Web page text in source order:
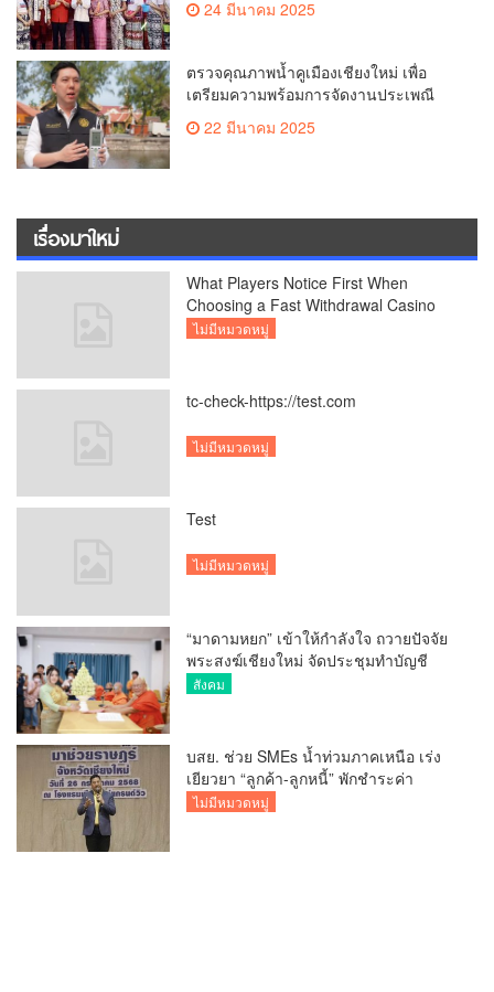
24 มีนาคม 2025
ตรวจคุณภาพน้ำคูเมืองเชียงใหม่ เพื่อ
เตรียมความพร้อมการจัดงานประเพณี
สงกรานต์ หรือป๋าเวณีปี๋ใหม่เมืองเจียงใหม่
ประจำปี 2568 บริเวณคูเมือง
22 มีนาคม 2025
เรื่องมาใหม่
What Players Notice First When
Choosing a Fast Withdrawal Casino
UK
ไม่มีหมวดหมู่
tc-check-https://test.com
ไม่มีหมวดหมู่
Test
ไม่มีหมวดหมู่
“มาดามหยก” เข้าให้กำลังใจ ถวายปัจจัย
พระสงฆ์เชียงใหม่ จัดประชุมทำบัญชี
รายรับรายจ่ายของวัด กว่า 300 รูป ที่วัด
สังคม
บสย. ช่วย SMEs น้ำท่วมภาคเหนือ เร่ง
เยียวยา “ลูกค้า-ลูกหนี้” พักชำระค่า
ธรรมเนียม-ค่างวด
ไม่มีหมวดหมู่